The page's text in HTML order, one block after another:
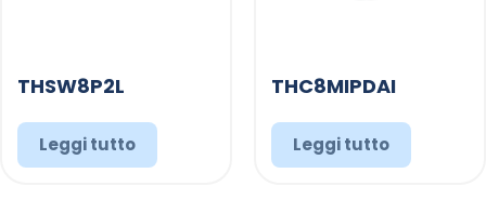
THSW8P2L
Leggi tutto
THC8MIPDAI
Leggi tutto